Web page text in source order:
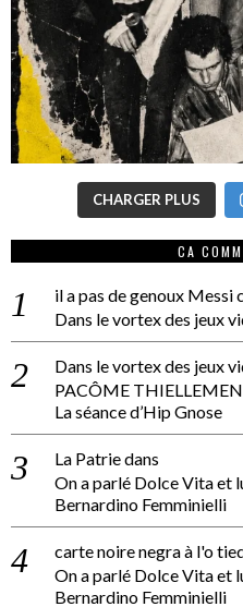
CHARGER PLUS
CA
il a pas de genoux Messi
Dans le vortex des jeux
Dans le vortex des jeux
PACÔME
La séance d’Hip Gnose
La Patriedans
On a parlé Dolce Vita et
Bernardino Femminielli
carte noire negra à l'o
On a parlé Dolce Vita et
Bernardino Femminielli